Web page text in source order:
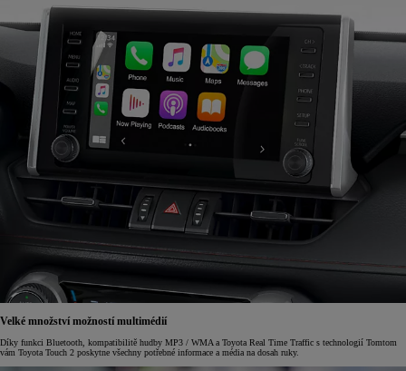
Velké množství možností multimédií
Díky funkci Bluetooth, kompatibilitě hudby MP3 / WMA a Toyota Real Time Traffic s technologií Tomtom
vám Toyota Touch 2 poskytne všechny potřebné informace a média na dosah ruky.